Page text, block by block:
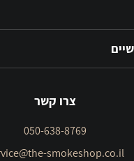
צרו קשר
050-638-8769
smokeshop.co.il